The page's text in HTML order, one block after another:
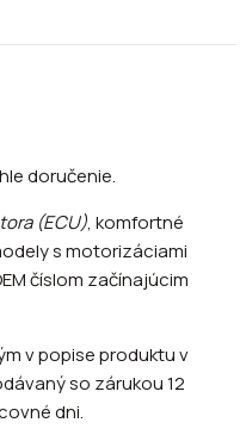
doručenie.
(ECU), komfortné
s motorizáciami
číslom začínajúcim
v popise produktu v
so zárukou 12
dni.